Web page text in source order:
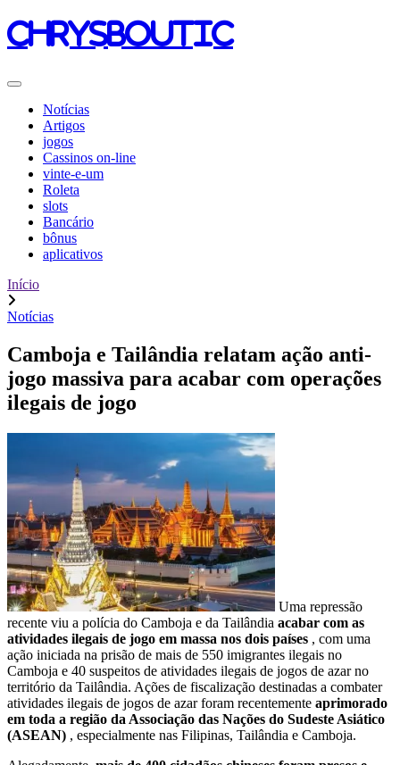
chrysboutic
Notícias
Artigos
jogos
Cassinos on-line
vinte-e-um
Roleta
slots
Bancário
bônus
aplicativos
Início
Notícias
Camboja e Tailândia relatam ação anti-
jogo massiva para acabar com operações
ilegais de jogo
Uma repressão
recente viu a polícia do Camboja e da Tailândia acabar com as
atividades ilegais de jogo em massa nos dois países , com uma
ação iniciada na prisão de mais de 550 imigrantes ilegais no
Camboja e 40 suspeitos de atividades ilegais de jogos de azar no
território da Tailândia. Ações de fiscalização destinadas a combater
atividades ilegais de jogos de azar foram recentemente aprimorado
em toda a região da Associação das Nações do Sudeste Asiático
(ASEAN) , especialmente nas Filipinas, Tailândia e Camboja.